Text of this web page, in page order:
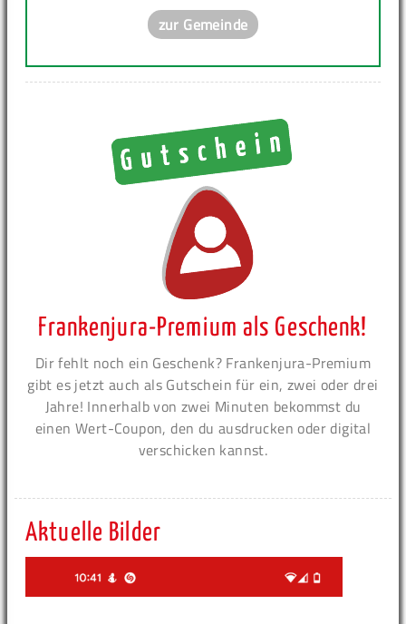
zur Gemeinde
Frankenjura-Premium als Geschenk!
Dir fehlt noch ein Geschenk? Frankenjura-Premium
gibt es jetzt auch als Gutschein für ein, zwei oder drei
Jahre! Innerhalb von zwei Minuten bekommst du
einen Wert-Coupon, den du ausdrucken oder digital
verschicken kannst.
Aktuelle Bilder